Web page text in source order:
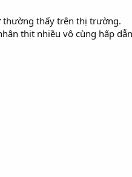
thường thấy trên thị trường.
thịt nhiều vô cùng hấp